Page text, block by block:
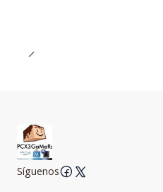
Síguenos